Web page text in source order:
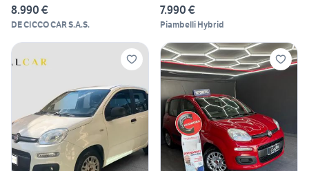
8.990 €
DE CICCO CAR S.A.S.
7.990 €
Piambelli Hybrid